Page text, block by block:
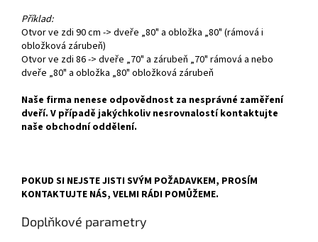
Příklad:
Otvor ve zdi 90 cm -> dveře „80" a obložka „80" (rámová i
obložková zárubeň)
Otvor ve zdi 86 -> dveře „70" a zárubeň „70" rámová a nebo
dveře „80" a obložka „80" obložková zárubeň
Naše firma nenese odpovědnost za nesprávné zaměření
dveří. V případě jakýchkoliv nesrovnalostí kontaktujte
naše obchodní oddělení.
POKUD SI NEJSTE JISTI SVÝM POŽADAVKEM, PROSÍM
KONTAKTUJTE NÁS, VELMI RÁDI POMŮŽEME.
Doplňkové parametry